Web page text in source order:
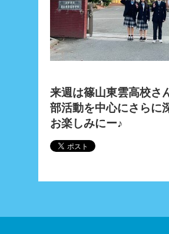
来週は篠山東雲高校さ
部活動を中心にさらに
お楽しみにー♪